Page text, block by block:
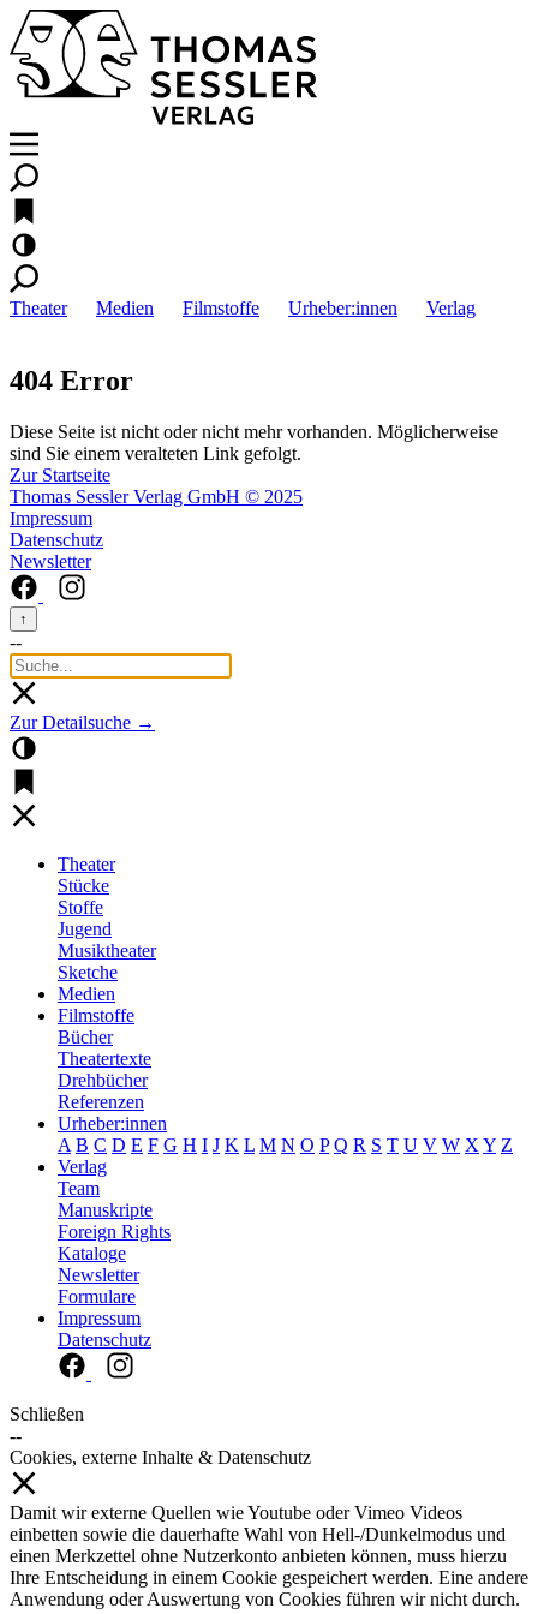
Theater Medien Filmstoffe Urheber:innen Verlag
404 Error
Diese Seite ist nicht oder nicht mehr vorhanden. Möglicherweise
sind Sie einem veralteten Link gefolgt.
Zur Startseite
Thomas Sessler Verlag GmbH © 2025
Impressum
Datenschutz
Newsletter
↑
--
Zur Detailsuche →
Theater
Stücke
Stoffe
Jugend
Musiktheater
Sketche
Medien
Filmstoffe
Bücher
Theatertexte
Drehbücher
Referenzen
Urheber:innen
A B C D E F G H I J K L M N O P Q R S T U V W X Y Z
Verlag
Team
Manuskripte
Foreign Rights
Kataloge
Newsletter
Formulare
Impressum
Datenschutz
Schließen
--
Cookies, externe Inhalte & Datenschutz
Damit wir externe Quellen wie Youtube oder Vimeo Videos
einbetten sowie die dauerhafte Wahl von Hell-/Dunkelmodus und
einen Merkzettel ohne Nutzerkonto anbieten können, muss hierzu
Ihre Entscheidung in einem Cookie gespeichert werden. Eine andere
Anwendung oder Auswertung von Cookies führen wir nicht durch.